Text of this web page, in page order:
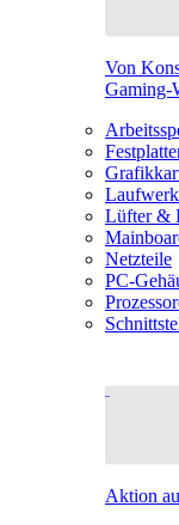
Von
Gaming-
Lüfter &
Netzteile
PC-
Aktion